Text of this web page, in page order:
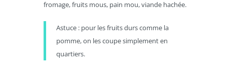
fromage, fruits mous, pain mou, viande hachée.
Astuce : pour les fruits durs comme la
pomme, on les coupe simplement en
quartiers.